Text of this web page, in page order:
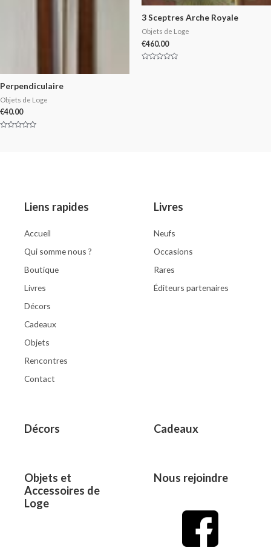
Perpendiculaire
Objets de Loge
€40.00
3 Sceptres Arche Royale
Objets de Loge
€460.00
Liens rapides
Accueil
Qui somme nous ?
Boutique
Livres
Décors
Cadeaux
Objets
Rencontres
Contact
Livres
Neufs
Occasions
Rares
Éditeurs partenaires
Décors Cadeaux
Objets et
Accessoires de
Loge
Nous rejoindre